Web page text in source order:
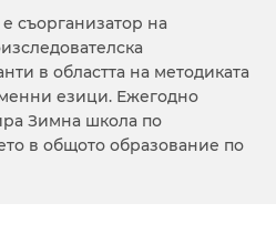
съорганизатор на
в областта на методиката
езици. Ежегодно
Зимна школа по
в общото образование по